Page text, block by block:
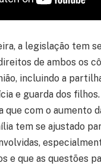
a legislação tem
de ambos os
incluindo a
e guarda dos
que com o aumento
tem se ajustado
e que as questões